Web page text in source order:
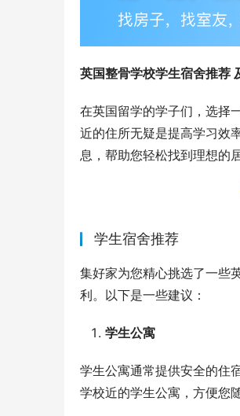
英国整骨学校学生宿舍推荐
在英国留学的学子们，选择
近的住所无疑是提高学习效
息，帮助您轻松找到理想的
学生宿舍推荐
集好家为您精心挑选了一些
利。以下是一些建议：
学生公寓
学生公寓通常提供安全的住
学校近的学生公寓，方便您